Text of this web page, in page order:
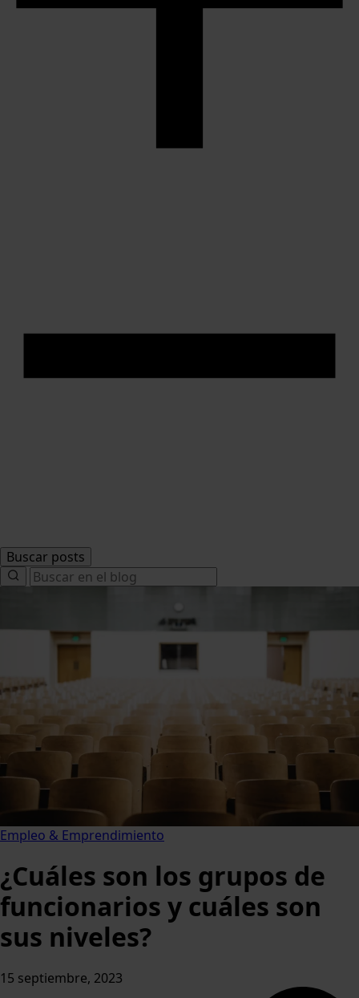
Buscar posts
Search
for:
Empleo & Emprendimiento
¿Cuáles son los grupos de
funcionarios y cuáles son
sus niveles?
15 septiembre, 2023